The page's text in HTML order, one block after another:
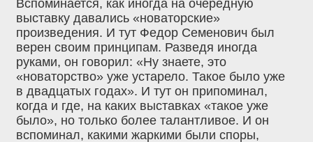
Вспоминается, как иногда на очередную
выставку давались «новаторские»
произведения. И тут Федор Семенович был
верен своим принципам. Разведя иногда
руками, он говорил: «Ну знаете, это
«новаторство» уже устарело. Такое было уже
в двадцатых годах». И тут он припоминал,
когда и где, на каких выставках «такое уже
было», но только более талантливое. И он
вспоминал, какими жаркими были споры,